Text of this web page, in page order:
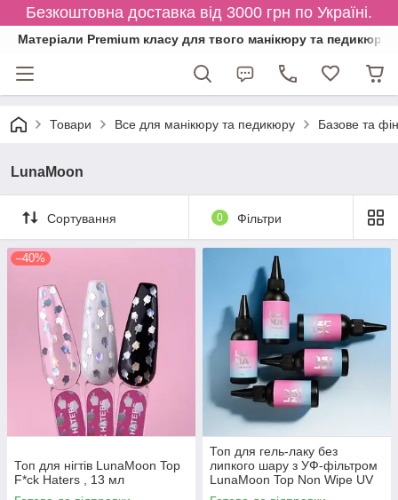
Безкоштовна доставка від 3000 грн по Україні.
Матеріали Premium класу для твого манікюру та педикюру
Товари Все для манікюру та педикюру Базове та
LunaMoon
Сортування 0 Фільтри
–40%
Топ для нігтів LunaMoon Top
F*ck Haters , 13 мл
Топ для гель-лаку без
липкого шару з УФ-фільтром
LunaMoon Top Non Wipe UV
Refill, 60 мл